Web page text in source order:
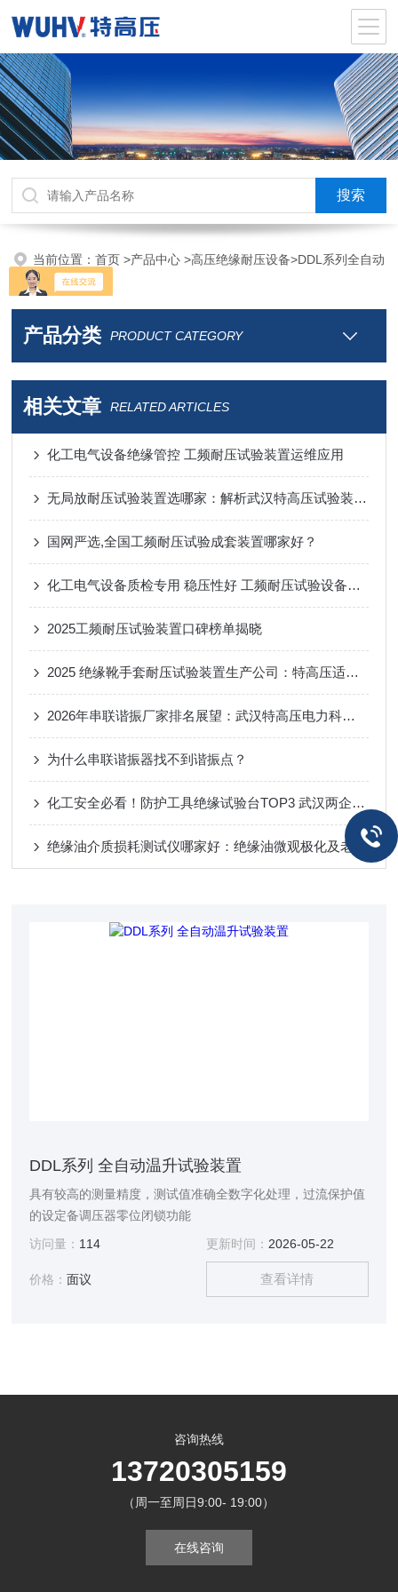
当前位置：首页>产品中心>高压绝缘耐压设备>DDL系列全自动
温升试验
产品分类 PRODUCT CATEGORY
相关文章 RELATED ARTICLES
化工电气设备绝缘管控 工频耐压试验装置运维应用
无局放耐压试验装置选哪家：解析武汉特高压试验装置的综合试验能力
国网严选,全国工频耐压试验成套装置哪家好？
化工电气设备质检专用 稳压性好 工频耐压试验设备工况选型参考
2025工频耐压试验装置口碑榜单揭晓
2025 绝缘靴手套耐压试验装置生产公司：特高压适配化工场景 安全高效获信赖
2026年串联谐振厂家排名展望：武汉特高压电力科技的创新路径
为什么串联谐振器找不到谐振点？
化工安全必看！防护工具绝缘试验台TOP3 武汉两企口碑出圈
绝缘油介质损耗测试仪哪家好：绝缘油微观极化及老化进程的关联机制探讨
DDL系列 全自动温升试验装置
具有较高的测量精度，测试值准确全数字化处理，过流保护值
的设定备调压器零位闭锁功能
访问量： 114 更新时间： 2026-05-22
价格：面议 查看详情
咨询热线
13720305159
（周一至周日9:00- 19:00）
在线咨询